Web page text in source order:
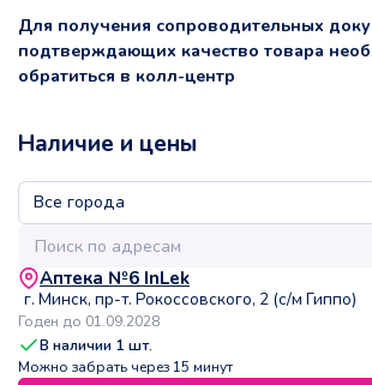
Для получения сопроводительных
подтверждающих качество товара
обратиться в колл-центр
Наличие и цены
Аптека №6 InLek
г. Минск, пр-т. Рокоссовского, 2 (с/м Гиппо)
Годен до 01.09.2028
В наличии 1 шт.
Можно забрать через 15 минут